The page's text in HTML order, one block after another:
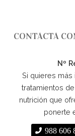
CONTACTA
Nº
Si quieres
tratamientos
nutrición que
ponerte
988 606